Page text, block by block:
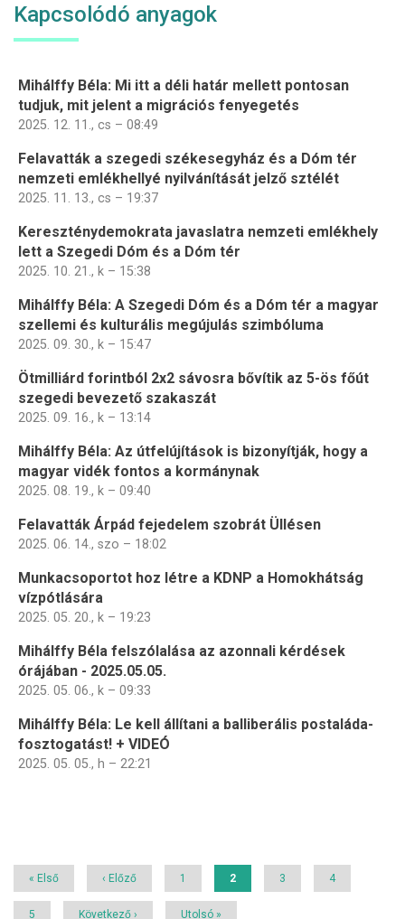
Kapcsolódó anyagok
Mihálffy Béla: Mi itt a déli határ mellett pontosan
tudjuk, mit jelent a migrációs fenyegetés
2025. 12. 11., cs – 08:49
Felavatták a szegedi székesegyház és a Dóm tér
nemzeti emlékhellyé nyilvánítását jelző sztélét
2025. 11. 13., cs – 19:37
Kereszténydemokrata javaslatra nemzeti emlékhely
lett a Szegedi Dóm és a Dóm tér
2025. 10. 21., k – 15:38
Mihálffy Béla: A Szegedi Dóm és a Dóm tér a magyar
szellemi és kulturális megújulás szimbóluma
2025. 09. 30., k – 15:47
Ötmilliárd forintból 2x2 sávosra bővítik az 5-ös főút
szegedi bevezető szakaszát
2025. 09. 16., k – 13:14
Mihálffy Béla: Az útfelújítások is bizonyítják, hogy a
magyar vidék fontos a kormánynak
2025. 08. 19., k – 09:40
Felavatták Árpád fejedelem szobrát Üllésen
2025. 06. 14., szo – 18:02
Munkacsoportot hoz létre a KDNP a Homokhátság
vízpótlására
2025. 05. 20., k – 19:23
Mihálffy Béla felszólalása az azonnali kérdések
órájában - 2025.05.05.
2025. 05. 06., k – 09:33
Mihálffy Béla: Le kell állítani a balliberális postaláda-
fosztogatást! + VIDEÓ
2025. 05. 05., h – 22:21
Első
« Első
Előző
‹ Előző Page
1
Jelenlegi
2 Page
3 Page
4
Page
5
Következő
Következő ›
Utolsó
Utolsó »